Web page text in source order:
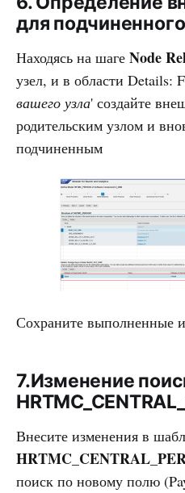
для
Находясь на шаге Node
узел, и в области Details:
вашего узла' создайте
родительским узлом и
подчиненным
Сохраните выполненные
7.Изменение
Внесите изменения в
поиск по новому полю